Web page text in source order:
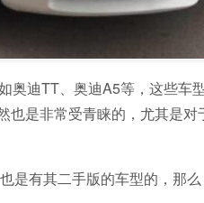
奥迪TT、奥迪A5等，这些车
是非常受青睐的，尤其是对
是有其二手版的车型的，那